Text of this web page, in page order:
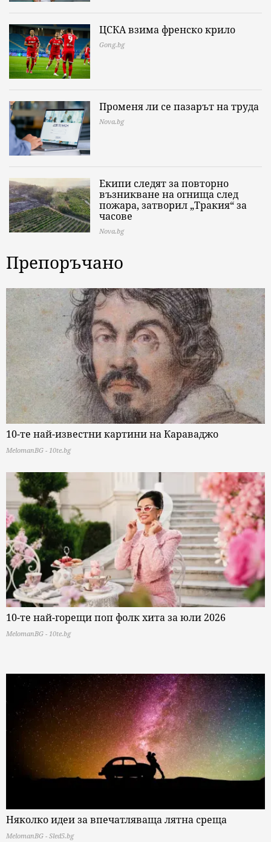
ЦСКА взима френско крило
Gong.bg
Променя ли се пазарът на труда
Nova.bg
Екипи следят за повторно
възникване на огнища след
пожара, затворил „Тракия“ за
часове
Nova.bg
Препоръчано
10-те най-известни картини на Караваджо
MelomanBG - 10te.bg
10-те най-горещи поп фолк хита за юли 2026
MelomanBG - 10te.bg
Няколко идеи за впечатляваща лятна среща
MelomanBG - Sled5.bg